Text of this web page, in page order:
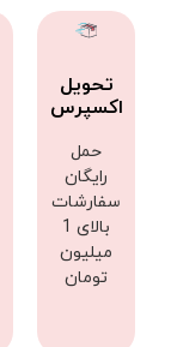
تحویل
اکسپرس
حمل
رایگان
سفارشات
بالای 1
میلیون
تومان